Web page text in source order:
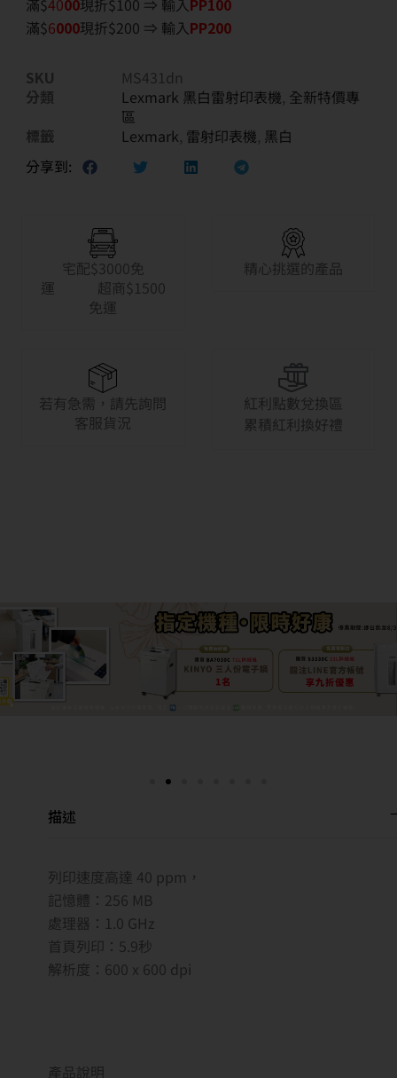
滿$4000現折$100 ⇒ 輸入PP100
滿$6000現折$200 ⇒ 輸入PP200
SKU
MS431dn
分類
Lexmark 黑白雷射印表機, 全新特價專
區
標籤
Lexmark, 雷射印表機, 黑白
分享到:
宅配$3000免
運 超商$1500
免運
精心挑選的產品
若有急需，請先詢問
客服貨況
紅利點數兌換區
累積紅利換好禮
描述
列印速度高達 40 ppm，
記憶體：256 MB
處理器：1.0 GHz
首頁列印：5.9秒
解析度：600 x 600 dpi
產品說明